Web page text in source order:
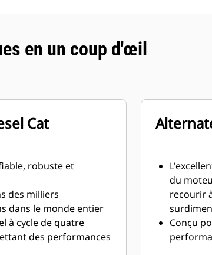
en un coup d'œil
Cat
robuste et
des milliers
dans le monde entier
à cycle de quatre
des performances
du
recourir
Conçu